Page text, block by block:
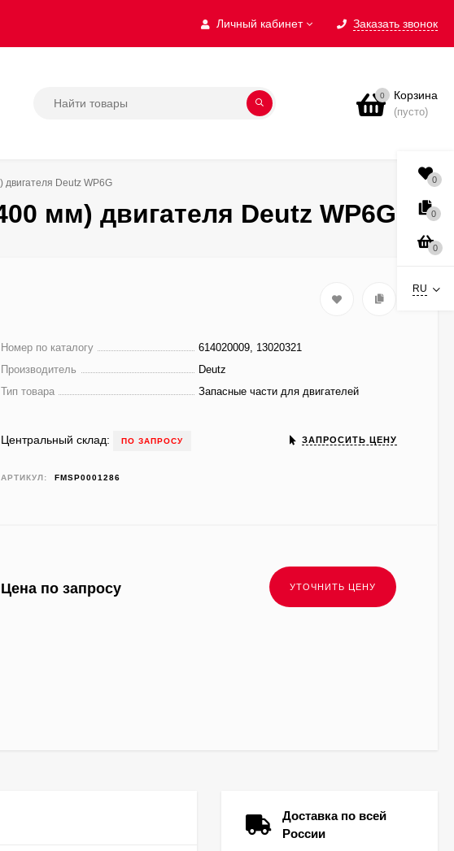
Личный кабинет Заказать звонок
0 Корзина
(пусто)
Deutz WP6G
мм) двигателя Deutz WP6G
Номер по каталогу
614020009, 13020321
Производитель
Deutz
Тип товара
Запасные части для двигателей
Центральный склад: ПО ЗАПРОСУ
АРТИКУЛ: FMSP0001286
ЗАПРОСИТЬ ЦЕНУ
Цена по запросу
Доставка по всей
России
0
0
0
RU